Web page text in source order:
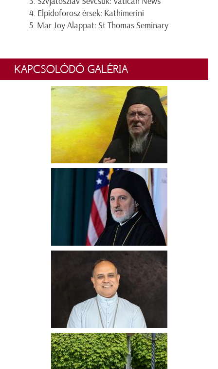
4. Elpidoforosz érsek: Kathimerini
5. Mar Joy Alappat: St Thomas Seminary
KAPCSOLÓDÓ GALÉRIA